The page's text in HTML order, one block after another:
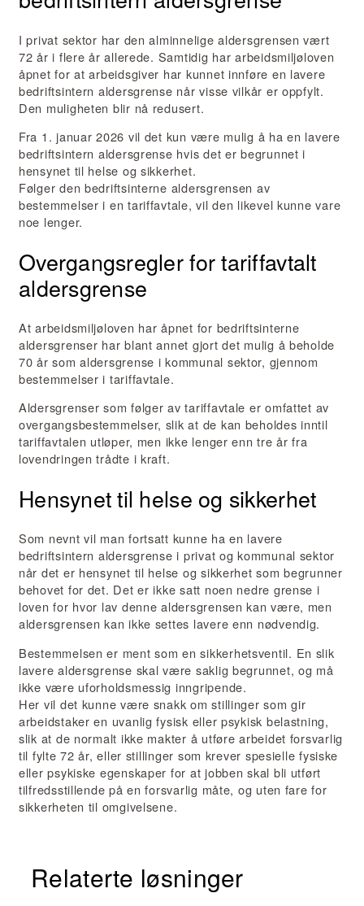
I privat sektor har den alminnelige aldersgrensen vært
72 år i flere år allerede. Samtidig har arbeidsmiljøloven
åpnet for at arbeidsgiver har kunnet innføre en lavere
bedriftsintern aldersgrense når visse vilkår er oppfylt.
Den muligheten blir nå redusert.
Fra 1. januar 2026 vil det kun være mulig å ha en lavere
bedriftsintern aldersgrense hvis det er begrunnet i
hensynet til helse og sikkerhet.
Følger den bedriftsinterne aldersgrensen av
bestemmelser i en tariffavtale, vil den likevel kunne vare
noe lenger.
Overgangsregler for tariffavtalt
aldersgrense
At arbeidsmiljøloven har åpnet for bedriftsinterne
aldersgrenser har blant annet gjort det mulig å beholde
70 år som aldersgrense i kommunal sektor, gjennom
bestemmelser i tariffavtale.
Aldersgrenser som følger av tariffavtale er omfattet av
overgangsbestemmelser, slik at de kan beholdes inntil
tariffavtalen utløper, men ikke lenger enn tre år fra
lovendringen trådte i kraft.
Hensynet til helse og sikkerhet
Som nevnt vil man fortsatt kunne ha en lavere
bedriftsintern aldersgrense i privat og kommunal sektor
når det er hensynet til helse og sikkerhet som begrunner
behovet for det. Det er ikke satt noen nedre grense i
loven for hvor lav denne aldersgrensen kan være, men
aldersgrensen kan ikke settes lavere enn nødvendig.
Bestemmelsen er ment som en sikkerhetsventil. En slik
lavere aldersgrense skal være saklig begrunnet, og må
ikke være uforholdsmessig inngripende.
Her vil det kunne være snakk om stillinger som gir
arbeidstaker en uvanlig fysisk eller psykisk belastning,
slik at de normalt ikke makter å utføre arbeidet forsvarlig
til fylte 72 år, eller stillinger som krever spesielle fysiske
eller psykiske egenskaper for at jobben skal bli utført
tilfredsstillende på en forsvarlig måte, og uten fare for
sikkerheten til omgivelsene.
Relaterte løsninger